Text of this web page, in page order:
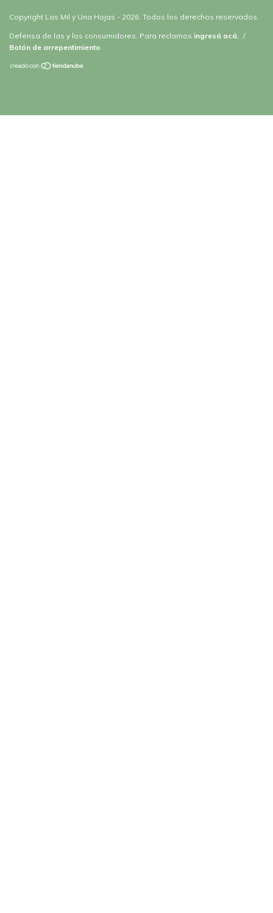
Copyright Las Mil y Una Hojas - 2026. Todos los derechos reservados.
Defensa de las y los consumidores. Para reclamos ingresá acá. /
Botón de arrepentimiento